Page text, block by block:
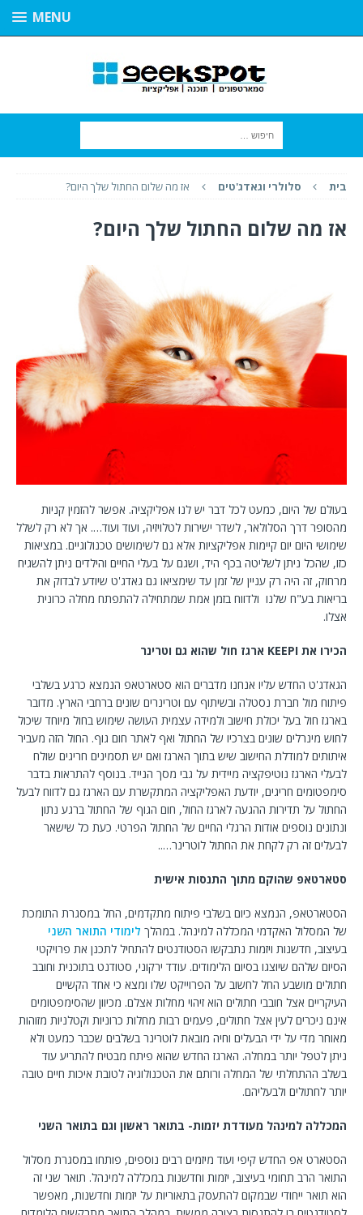
MENU
בית סלולרי וגאדג'טים אז מה שלום החתול שלך היום?
אז מה שלום החתול שלך היום?
בעולם של היום, כמעט לכל דבר יש לנו אפליקציה. אפשר להזמין קניות
מהסופר דרך הסלולאר, לשדר ישירות לטלויזיה, ועוד ועוד…. אך לא רק לשלל
שימושי היום יום קיימות אפליקציות אלא גם לשימושים טכנולוגיים. במציאות
כזו, שהכל ניתן לשליטה בכף היד, ושגם על בעלי החיים והילדים ניתן להשגיח
מרחוק, זה היה רק עניין של זמן עד שימציאו גם גאדג'ט שיודע לבדוק את
בריאות בע"ח שלנו ולדווח בזמן אמת שמתחילה להתפתח מחלה כרונית
אצלו.
הכירו את KEEPI ארגז חול שהוא גם וטרינר
הגאדג'ט החדש עליו אנחנו מדברים הוא סטארטאפ הנמצא כרגע בשלבי
פיתוח מול חברת נסטלה ובשיתוף עם וטרינרים שונים ברחבי הארץ. מדובר
בארגז חול בעל יכולת חישוב ולמידה עצמית העושה שימוש בחול מיוחד שיכול
לחוש מינרלים שונים בצרכיו של החתול ואף לאתר חום גוף. החול הזה מעביר
איתותים למודלת החישוב שיש בתוך הארגז ואם יש תסמינים חריגים שולח
לבעלי הארגז נוטיפקציה מיידית על גבי מסך הנייד. בנוסף להתראות בדבר
סימפטומים חריגים, יודעת האפליקציה המתקשרת עם הארגז גם לדווח לבעל
החתול על תדירות ההגעה לארגז החול, חום הגוף של החתול ברגע נתון
ונתונים נוספים אודות הרגלי החיים של החתול הפרטי. כעת כל שישאר
לבעלים זה רק לקחת את החתול לוטרינר…..
סטארטאפ שהוקם מתוך התנסות אישית
הסטארטאפ, הנמצא כיום בשלבי פיתוח מתקדמים, החל במסגרת התומכת
של המסלול האקדמי המכללה למינהל. במהלך לימודי התואר השני
בעיצוב, חדשנות ויזמות נתבקשו הסטודנטים להתחיל לתכנן את פרויקטי
הסיום שלהם שיוצגו בסיום הלימודים. עודד ירקוני, סטודנט בתוכנית וחובב
חתולים מושבע החל לחשוב על הפרוייקט שלו ומצא כי אחד הקשיים
העיקריים אצל חובבי חתולים הוא זיהוי מחלות אצלם. מכיוון שהסימפטומים
אינם ניכרים לעין אצל חתולים, פעמים רבות מחלות כרוניות וקטלניות מזוהות
מאוחר מדי על ידי הבעלים וחיה מובאת לוטרינר בשלבים שכבר כמעט ולא
ניתן לטפל יותר במחלה. הארגז החדש שהוא פיתח מבטיח להתריע עוד
בשלב ההתחלתי של המחלה ורותם את הטכנולוגיה לטובת איכות חיים טובה
יותר לחתולים ולבעליהם.
המכללה למינהל מעודדת יזמות- בתואר ראשון וגם בתואר השני
הסטארט אפ החדש קיפי ועוד מיזמים רבים נוספים, פותחו במסגרת מסלול
התואר הרב תחומי בעיצוב, יזמות וחדשנות במכללה למינהל. תואר שני זה
הוא תואר ייחודי שבמקום להתעסק בתאוריות על יזמות וחדשנות, מאפשר